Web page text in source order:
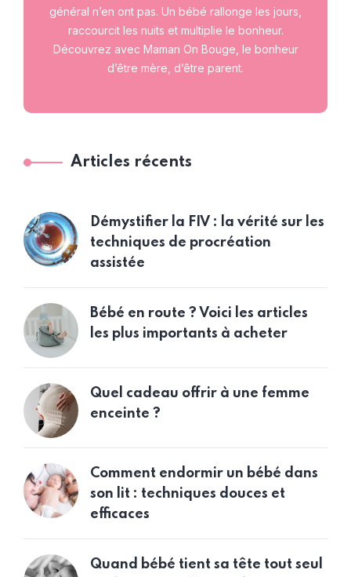
général n’en ont pas. Un bébé rallonge les jours,
raccourcit les nuits et multiplie le bonheur.
Découvrez avec Maman On Bouge, le bonheur
d’être mère, d’être parent.
Articles récents
Démystifier la FIV : la vérité sur les
techniques de procréation
assistée
Bébé en route ? Voici les articles
les plus importants à acheter
Quel cadeau offrir à une femme
enceinte ?
Comment endormir un bébé dans
son lit : techniques douces et
efficaces
Quand bébé tient sa tête tout seul